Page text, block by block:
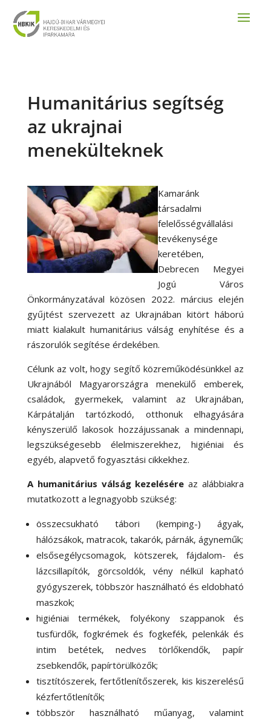
Humanitárius segítség
az ukrajnai
menekülteknek
Kamaránk
társadalmi
felelősségvállalási
tevékenysége
keretében,
Debrecen Megyei
Jogú Város
Önkormányzatával közösen 2022. március elején
gyűjtést szervezett az Ukrajnában kitört háború
miatt kialakult humanitárius válság enyhítése és a
rászorulók segítése érdekében.
Célunk az volt, hogy segítő közreműködésünkkel az
Ukrajnából Magyarországra menekülő emberek,
családok, gyermekek, valamint az Ukrajnában,
Kárpátalján tartózkodó, otthonuk elhagyására
kényszerülő lakosok hozzájussanak a mindennapi,
legszükségesebb élelmiszerekhez, higiéniai és
egyéb, alapvető fogyasztási cikkekhez.
A humanitárius válság kezeléséreaz alábbiakra
mutatkozott a legnagyobb szükség:
összecsukható tábori (kemping-) ágyak,
hálózsákok, matracok, takarók, párnák, ágyneműk;
elsősegélycsomagok, kötszerek, fájdalom- és
lázcsillapítók, görcsoldók, vény nélkül kapható
gyógyszerek, többször használható és eldobható
maszkok;
higiéniai termékek, folyékony szappanok és
tusfürdők, fogkrémek és fogkefék, pelenkák és
intim betétek, nedves törlőkendők, papír
zsebkendők, papírtörülközők;
tisztítószerek, fertőtlenítőszerek, kis kiszerelésű
kézfertőtlenítők;
többször használható műanyag, valamint